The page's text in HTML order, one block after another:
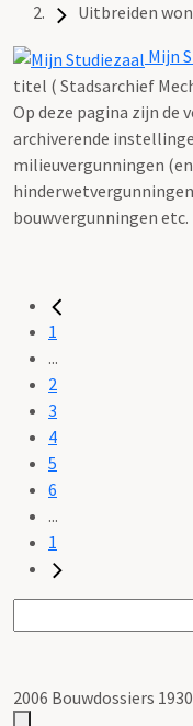
Uitbreiden
Mijn
titel ( Stadsarchief
Op deze pagina zijn de
archiverende
milieuvergunningen
bouwvergunningen etc.
1
...
2
3
4
5
6
...
1
2006 Bouwdossiers